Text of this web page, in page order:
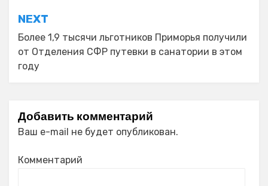
NEXT
Более 1,9 тысячи льготников Приморья получили
от Отделения СФР путевки в санатории в этом
году
Добавить комментарий
Ваш e-mail не будет опубликован.
Комментарий